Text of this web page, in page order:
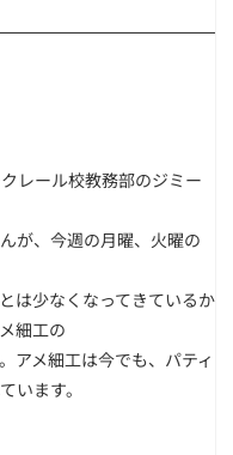
レール校教務部のジミー
が、今週の月曜、火曜の
は少なくなってきているか
細工の
アメ細工は今でも、パティ
います。